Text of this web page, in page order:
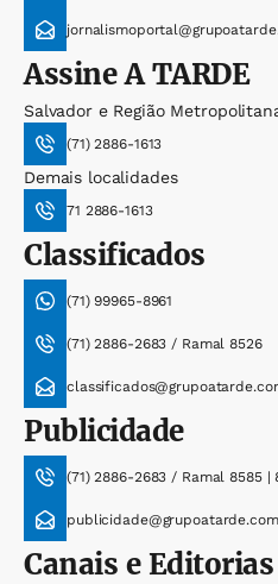
AssineA TARDE
Salvador e Região
(71) 2886-1613
Demais localidades
71 2886-1613
Classificados
(71) 99965-8961
(71) 2886-2683 / Ramal 8526
Publicidade
(71) 2886-2683 / Ramal 8585 |
Canais e Editorias